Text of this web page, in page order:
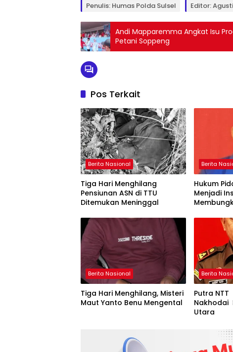
Penulis: Humas Polda Sulsel Editor:
Andi Mapparemma Angkat Isu
Petani Soppeng
Pos Terkait
Berita Nasional
Tiga Hari Menghilang
Pensiunan ASN di TTU
Ditemukan Meninggal
Berita
Hukum
Menjadi
Berita Nasional
Tiga Hari Menghilang, Misteri
Maut Yanto Benu Mengental
Berita
Putra
Nakhodai
Utara